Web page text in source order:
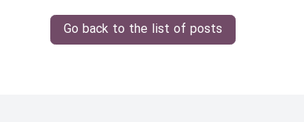
Go back to the list of posts